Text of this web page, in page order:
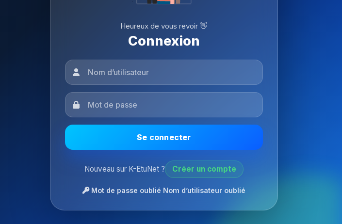
Heureux de vous revoir 👋
Connexion
Se connecter
Nouveau sur K-EtuNet ? Créer un compte
Mot de passe oublié Nom d’utilisateur oublié